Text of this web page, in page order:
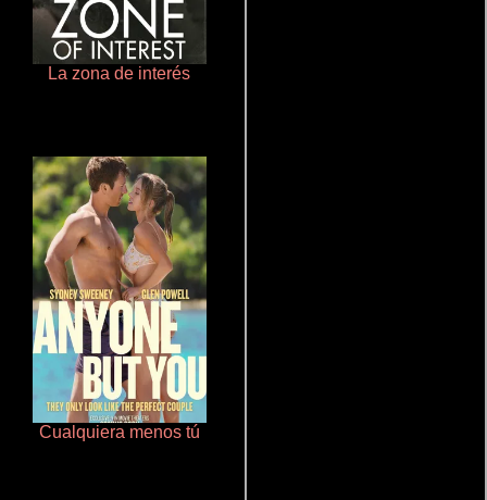
La zona de interés
Cualquiera menos tú